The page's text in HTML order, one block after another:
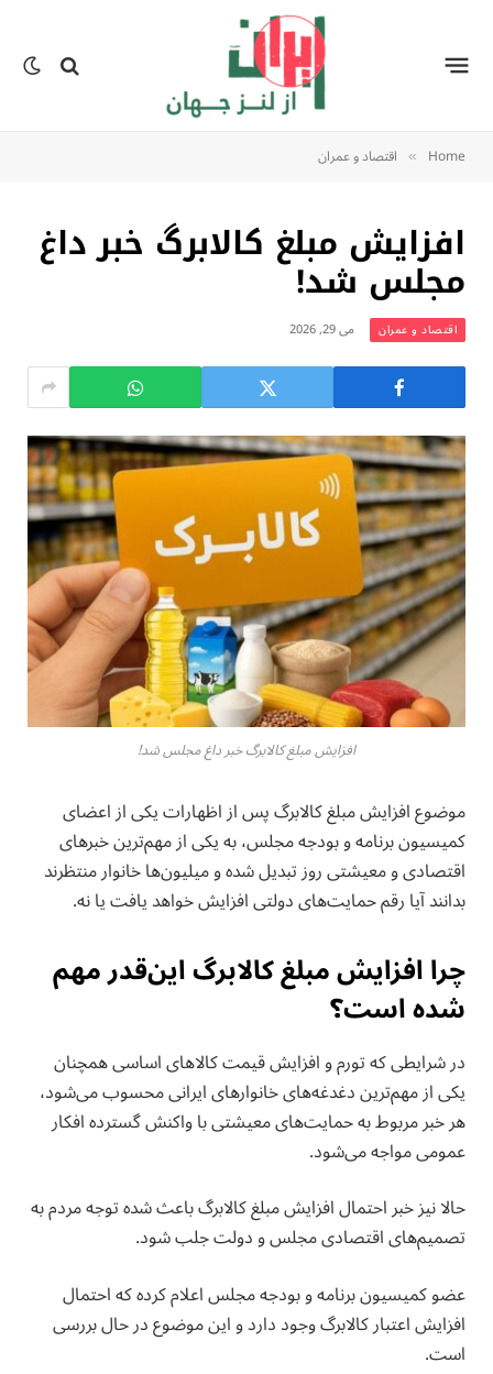
Home
» اقتصاد و عمران
افزایش مبلغ کالابرگ خبر داغ
مجلس شد!
اقتصاد و عمران می 29, 2026
افزایش مبلغ کالابرگ خبر داغ مجلس شد!
موضوع افزایش مبلغ کالابرگ پس از اظهارات یکی از اعضای
کمیسیون برنامه و بودجه مجلس، به یکی از مهم‌ترین خبرهای
اقتصادی و معیشتی روز تبدیل شده و میلیون‌ها خانوار منتظرند
بدانند آیا رقم حمایت‌های دولتی افزایش خواهد یافت یا نه.
چرا افزایش مبلغ کالابرگ این‌قدر مهم
شده است؟
در شرایطی که تورم و افزایش قیمت کالاهای اساسی همچنان
یکی از مهم‌ترین دغدغه‌های خانوارهای ایرانی محسوب می‌شود،
هر خبر مربوط به حمایت‌های معیشتی با واکنش گسترده افکار
عمومی مواجه می‌شود.
حالا نیز خبر احتمال افزایش مبلغ کالابرگ باعث شده توجه مردم به
تصمیم‌های اقتصادی مجلس و دولت جلب شود.
عضو کمیسیون برنامه و بودجه مجلس اعلام کرده که احتمال
افزایش اعتبار کالابرگ وجود دارد و این موضوع در حال بررسی
است.